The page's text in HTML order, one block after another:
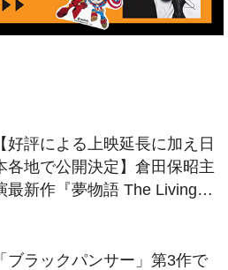
【好評による上映延長に加え日
各地で公開決定】倉田保昭主
最新作『夢物語 The Living
「ブラックパンサー」第3作で